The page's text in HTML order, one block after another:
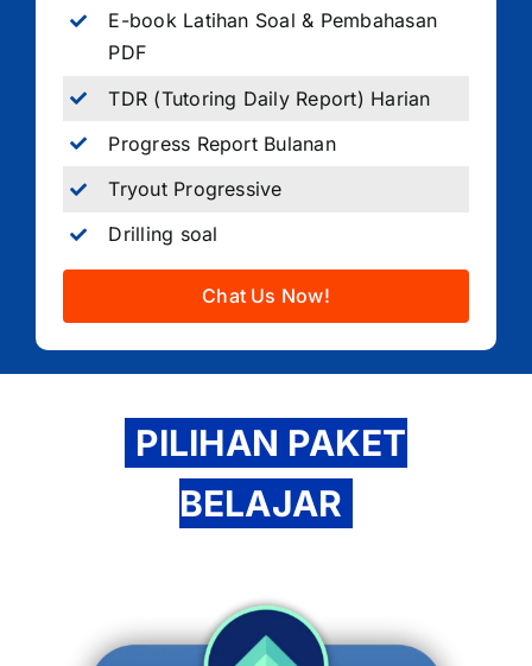
E-book Latihan Soal & Pembahasan
PDF
TDR (Tutoring Daily Report) Harian
Progress Report Bulanan
Tryout Progressive
Drilling soal
Chat Us Now!
PILIHAN PAKET
BELAJAR